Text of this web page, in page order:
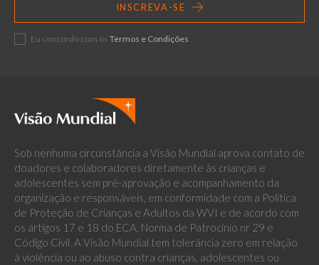
INSCREVA-SE
Eu concordo com os Termos e Condições.
Sob nenhuma circunstância a Visão Mundial aprova contato de
doadores e colaboradores diretamente às crianças e
adolescentes sem pré-aprovação e acompanhamento da
organização e responsáveis, em conformidade com a Política
de Proteção de Crianças e Adultos da WVI e de acordo com
os artigos 17 e 18 do ECA, Norma de Patrocínio nr 29 e
Código Civil. A Visão Mundial tem tolerância zero em relação
à violência ou ao abuso contra crianças, adolescentes ou